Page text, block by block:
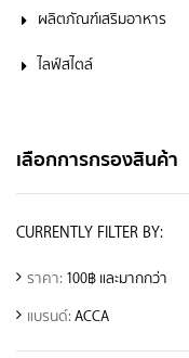
ผลิตภัณฑ์เสริมอาหาร
ไลฟ์สไตล์
เลือกการกรองสินค้า
CURRENTLY FILTER BY:
ราคา: 100฿ และมากกว่า
แบรนด์: ACCA